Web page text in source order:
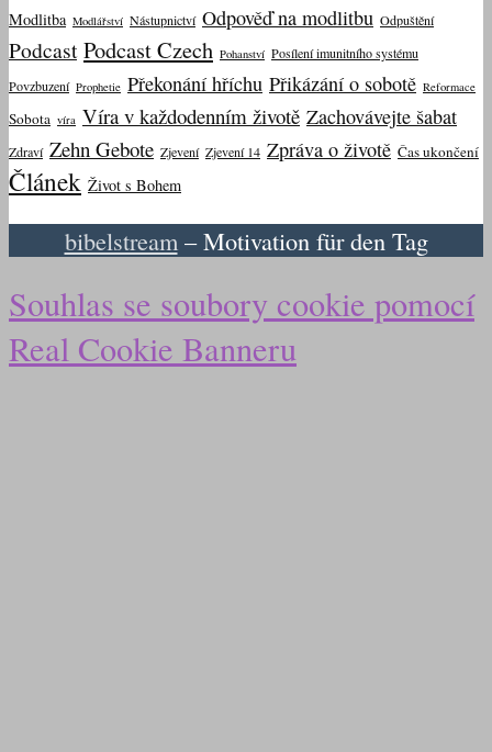
Modlitba Modlářství Nástupnictví Odpověď na modlitbu Odpuštění
Podcast Podcast Czech Pohanství Posílení imunitního systému
Povzbuzení Prophetie Překonání hříchu Přikázání o sobotě Reformace
Sobota víra Víra v každodenním životě Zachovávejte šabat
Zdraví Zehn Gebote Zjevení Zjevení 14 Zpráva o životě Čas ukončení
Článek Život s Bohem
bibelstream – Motivation für den Tag
Souhlas se soubory cookie pomocí
Real Cookie Banneru